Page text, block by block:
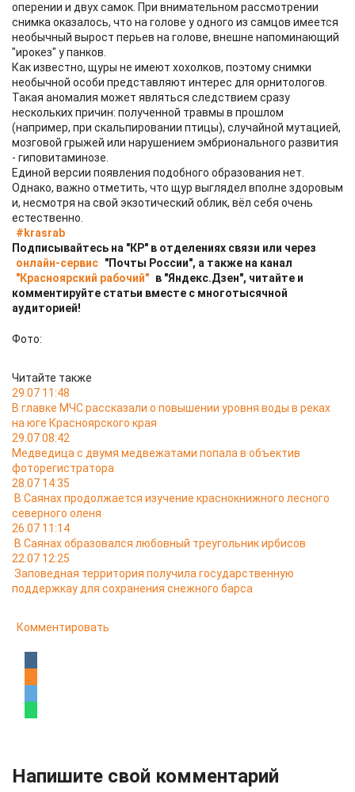
оперении и двух самок. При внимательном рассмотрении
снимка оказалось, что на голове у одного из самцов имеется
необычный вырост перьев на голове, внешне напоминающий
"ирокез" у панков.
Как известно, щуры не имеют хохолков, поэтому снимки
необычной особи представляют интерес для орнитологов.
Такая аномалия может являться следствием сразу
нескольких причин: полученной травмы в прошлом
(например, при скальпировании птицы), случайной мутацией,
мозговой грыжей или нарушением эмбрионального развития
- гиповитаминозе.
Единой версии появления подобного образования нет.
Однако, важно отметить, что щур выглядел вполне здоровым
и, несмотря на свой экзотический облик, вёл себя очень
естественно.
#krasrab
Подписывайтесь на "КР" в отделениях связи или через
онлайн-сервис "Почты России", а также на канал
"Красноярский рабочий" в "Яндекс.Дзен", читайте и
комментируйте статьи вместе с многотысячной
аудиторией!
Фото:
Читайте также
29.07 11:48
В главке МЧС рассказали о повышении уровня воды в реках
на юге Красноярского края
29.07 08:42
Медведица с двумя медвежатами попала в объектив
фоторегистратора
28.07 14:35
В Саянах продолжается изучение краснокнижного лесного
северного оленя
26.07 11:14
В Саянах образовался любовный треугольник ирбисов
22.07 12:25
Заповедная территория получила государственную
поддержкау для сохранения снежного барса
Комментировать
Напишите свой комментарий